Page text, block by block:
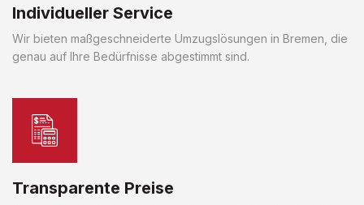
Individueller Service
Wir bieten maßgeschneiderte Umzugslösungen in Bremen, die
genau auf Ihre Bedürfnisse abgestimmt sind.
Transparente Preise